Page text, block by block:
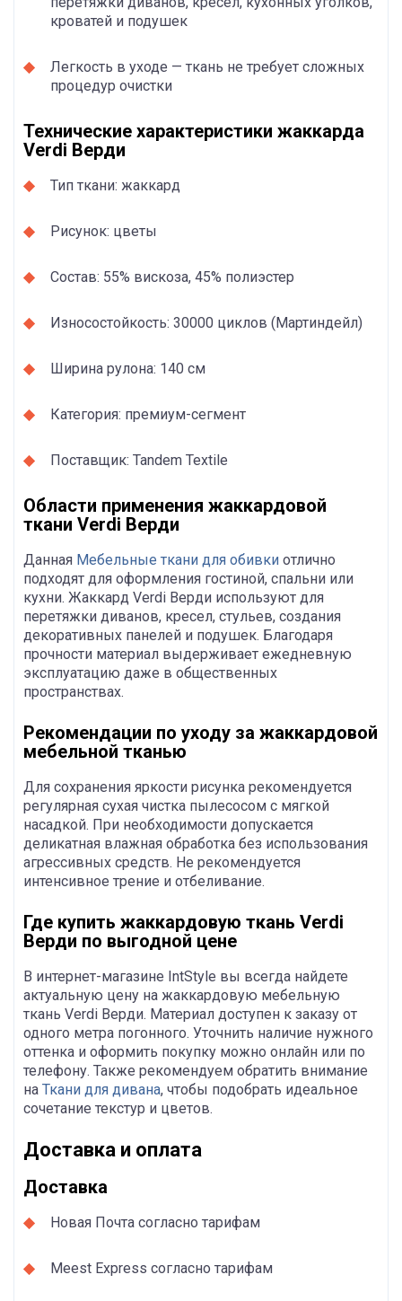
кроватей и подушек
Легкость в уходе — ткань не требует сложных
процедур очистки
Технические характеристики жаккарда
Verdi Верди
Тип ткани: жаккард
Рисунок: цветы
Состав: 55% вискоза, 45% полиэстер
Износостойкость: 30000 циклов (Мартиндейл)
Ширина рулона: 140 см
Категория: премиум-сегмент
Поставщик: Tandem Textile
Области применения жаккардовой
ткани Verdi Верди
Данная Мебельные ткани для обивки отлично
подходят для оформления гостиной, спальни или
кухни. Жаккард Verdi Верди используют для
перетяжки диванов, кресел, стульев, создания
декоративных панелей и подушек. Благодаря
прочности материал выдерживает ежедневную
эксплуатацию даже в общественных
пространствах.
Рекомендации по уходу за жаккардовой
мебельной тканью
Для сохранения яркости рисунка рекомендуется
регулярная сухая чистка пылесосом с мягкой
насадкой. При необходимости допускается
деликатная влажная обработка без использования
агрессивных средств. Не рекомендуется
интенсивное трение и отбеливание.
Где купить жаккардовую ткань Verdi
Верди по выгодной цене
В интернет-магазине IntStyle вы всегда найдете
актуальную цену на жаккардовую мебельную
ткань Verdi Верди. Материал доступен к заказу от
одного метра погонного. Уточнить наличие нужного
оттенка и оформить покупку можно онлайн или по
телефону. Также рекомендуем обратить внимание
на Ткани для дивана, чтобы подобрать идеальное
сочетание текстур и цветов.
Доставка и оплата
Доставка
Новая Почта согласно тарифам
Meest Express согласно тарифам